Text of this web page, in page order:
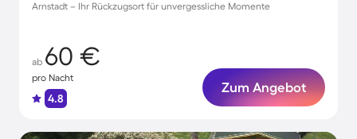
Arnstadt – Ihr Rückzugsort für unvergessliche Momente
ab 60 €
pro Nacht
4.8
Zum Angebot